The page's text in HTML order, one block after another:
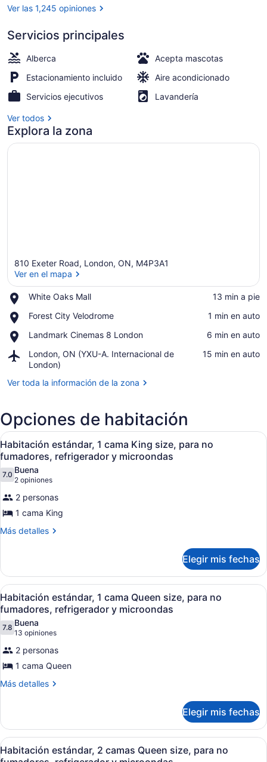
Ver las 1,245 opiniones
Servicios principales
Alberca
Acepta mascotas
Estacionamiento incluido
Aire acondicionado
Servicios ejecutivos
Lavandería
Ver todos
Explora la zona
810 Exeter Road, London, ON, M4P3A1
Ver en el mapa
White Oaks Mall
Place,
Oaks
‪13 min a pie‬
Forest City Velodrome
Place,
City
‪1 min en auto‬
Landmark Cinemas 8 London
Place,
Cinemas
8
London
‪6 min en auto‬
London, ON (YXU-A. Internacional de
London)
Airport,
London,
(YXU-
de
London)
‪15 min en auto‬
Ver toda la información de la zona
Opciones de habitación
Abrir
todas
las
fotos
de
Habitación
estándar,
1
size,
para
no
fumadores,
refrigerador
microondas
Habitación de hotel con cama,
15
Habitación estándar, 1 cama King size, para no
fumadores, refrigerador y microondas
7.07.0 de 10
Buena
2 opiniones
(2
opiniones)
2 personas
1 cama King
Más detalles
Más
estándar,
cama
King
size,
para
no
fumadores,
y
microondas
Elegir mis fechas
Abrir
todas
las
fotos
de
Habitación
estándar,
1
size,
para
no
Habitación de hotel con cama,
14
Habitación estándar, 1 cama Queen size, para no
fumadores, refrigerador y microondas
7.87.8 de 10
Buena
13 opiniones
(13
opiniones)
2 personas
1 cama Queen
Más detalles
Más
estándar,
cama
Queen
Elegir mis fechas
Abrir
todas
Una habitación de hotel con dos
11
Habitación estándar, 2 camas Queen size, para no